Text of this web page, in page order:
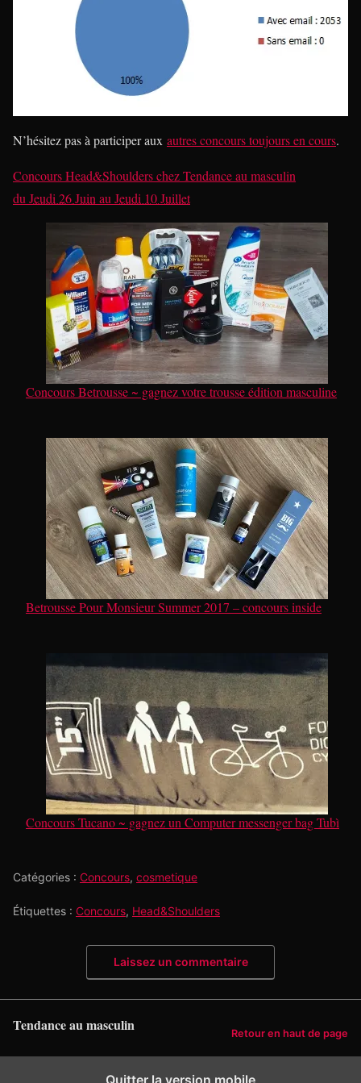
N’hésitez pas à participer aux autres concours toujours en cours.
Concours Head&ShoulderschezTendance au masculin
duJeudi 26 JuinauJeudi 10 Juillet
Concours Betrousse ~ gagnez votre trousse édition masculine
Betrousse Pour Monsieur Summer 2017 – concours inside
Concours Tucano ~ gagnez un Computer messenger bag Tubì
Catégories : Concours, cosmetique
Étiquettes : Concours, Head&Shoulders
Laissez un commentaire
Tendance au masculin Retour en haut de page
Quitter la version mobile